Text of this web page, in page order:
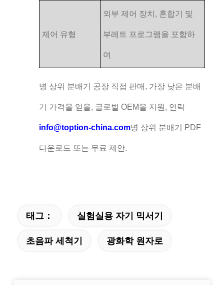
제어 유형
외부 제어 장치, 혼합기 및
부레트 프로그램을 포함하
여
병 상위 분배기 공장 직접 판매, 가장 낮은 분배
기 가격을 얻을, 글로벌 OEM을 지원, 연락
info@toption-china.com병 상위 분배기 PDF
다운로드 또는 무료 제안.
태그： 실험실용 자기 믹서기
초음파 세척기 광화학 원자로